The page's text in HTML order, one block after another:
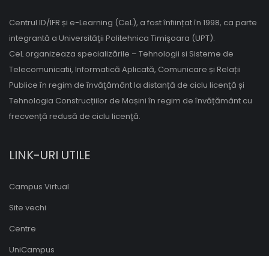
Centrul ID/IFR și e-Learning (CeL), a fost înființat în 1998, ca parte
integrantă a Universităţii Politehnica Timişoara (UPT).
CeL organizeaza specializările – Tehnologii si Sisteme de
Telecomunicatii, Informatică Aplicată, Comunicare și Relații
Publice în regim de învăţământ la distanță de ciclu licenţă și
Tehnologia Construcțiilor de Mașini în regim de învățământ cu
frecvență redusă de ciclu licenţă.
LINK-URI UTILE
Campus Virtual
Site vechi
Centre
UniCampus